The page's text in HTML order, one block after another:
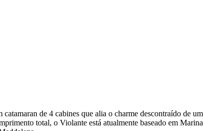
de 4 cabines que alia o charme descontraído de
total, o Violante está atualmente baseado em